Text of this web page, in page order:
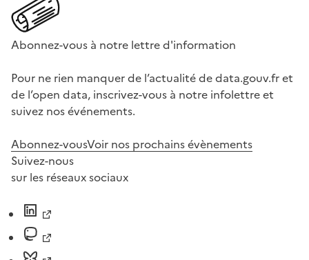
Abonnez-vous à notre lettre d'information
Pour ne rien manquer de l’actualité de data.gouv.fr et
de l’open data, inscrivez-vous à notre infolettre et
suivez nos événements.
Abonnez-vousVoir nos prochains évènements
Suivez-nous
sur les réseaux sociaux